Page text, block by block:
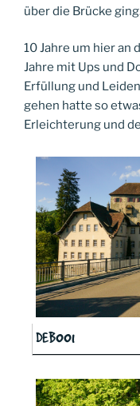
über die Brücke
10 Jahre um hier an
Jahre mit Ups und
Erfüllung und
gehen hatte so
Erleichterung und
DEB001